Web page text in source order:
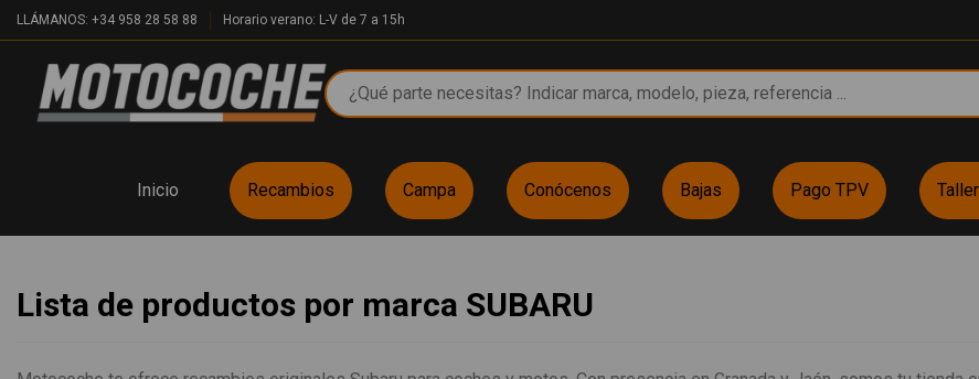
LLÁMANOS: +34 958 28 58 88 Horario verano: L-V de 7 a 15h
Inicio Recambios Campa Conócenos Bajas Pago TPV
Lista de productos por marca SUBARU